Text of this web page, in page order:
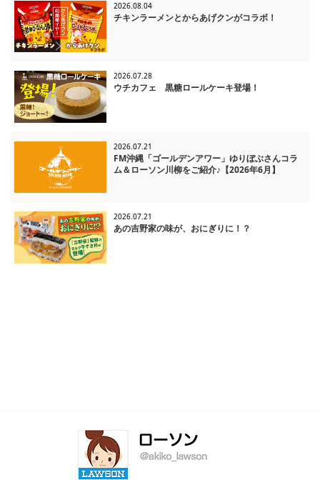
2026.08.04
チキンラーメンとからあげクンがコラボ！
2026.07.28
ウチカフェ 黒糖ロールケーキ登場！
2026.07.21
FM沖縄「ゴールデンアワー」ゆりぼぶさんコラ
ム＆ローソン川柳をご紹介♪【2026年6月】
2026.07.21
あの吉野家の味が、おにぎりに！？